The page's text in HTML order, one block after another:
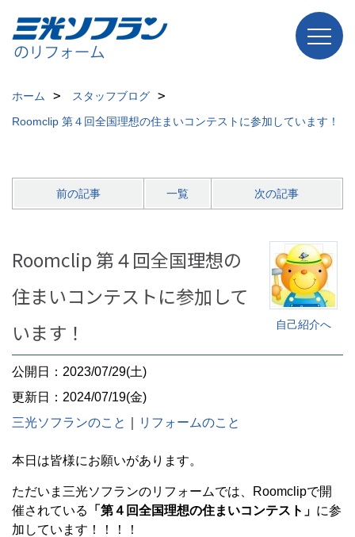
ホーム
スタッフブログ
Roomclip 第４回全国理想の住まいコンテストに参加しています！
前の記事 一覧 次の記事
自己紹介へ
Roomclip 第４回全国理想の
住まいコンテストに参加して
います！
公開日：2023/07/29(土)
更新日：2024/07/19(金)
三光ソフランのこと
リフォームのこと
本日は皆様にお願いがあります。
ただいま三光ソフランのリフォームでは、Roomclipで開
催されている
「第４回全国理想の住まいコンテスト」 に参
加しています！！！！